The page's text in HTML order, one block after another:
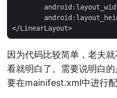
因为代码比较简单，老夫
看就明白了。需要说明白
要在mainifest.xml中进行